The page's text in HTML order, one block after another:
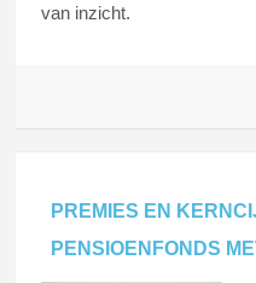
van inzicht.
PREMIES EN
PENSIOENFONDS